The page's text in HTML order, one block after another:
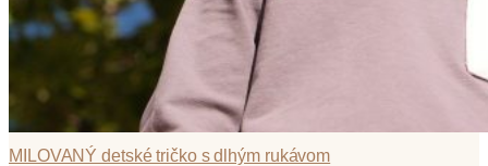
MILOVANÝ detské tričko s dlhým rukávom